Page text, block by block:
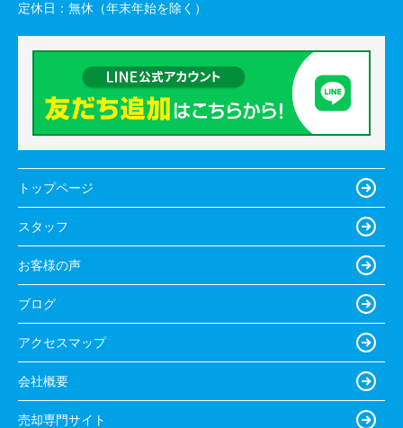
定休日： 無休（年末年始を除く）
トップページ
スタッフ
お客様の声
ブログ
アクセスマップ
会社概要
売却専門サイト